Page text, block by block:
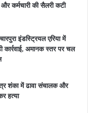
और कर्मचारी की सैलरी कटी
इंडस्ट्रियल एरिया में
कार्रवाई, अमानक स्तर पर चल
शंका में ढावा संचालक और
हत्या